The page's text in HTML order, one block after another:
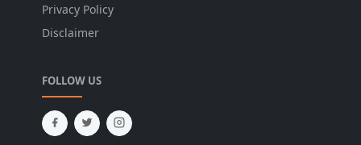
Privacy Policy
Disclaimer
FOLLOW US